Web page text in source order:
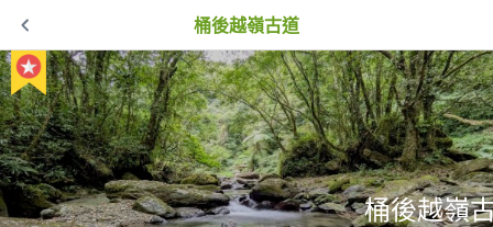
桶後越嶺古道
桶後越嶺